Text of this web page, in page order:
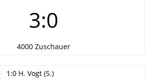
3:0
4000 Zuschauer
1:0 H. Vogt (5.)